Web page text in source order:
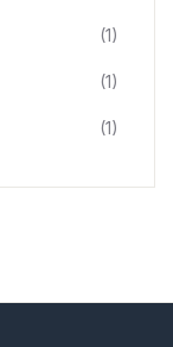
(1)
(1)
(1)